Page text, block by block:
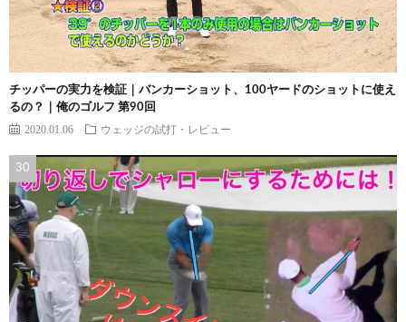
チッパーの実力を検証｜バンカーショット、100ヤードのショットに使え
るの？｜俺のゴルフ 第90回
2020.01.06 ウェッジの試打・レビュー